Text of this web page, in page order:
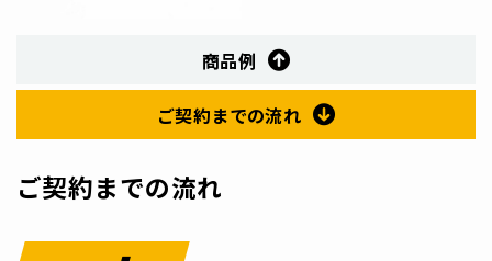
商品例
ご契約までの流れ
ご契約までの流れ